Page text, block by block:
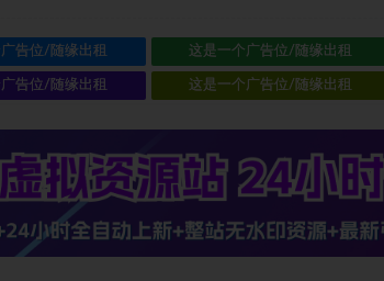
告位/随缘出租 这是一个广告位/随缘出租
告位/随缘出租 这是一个广告位/随缘出租